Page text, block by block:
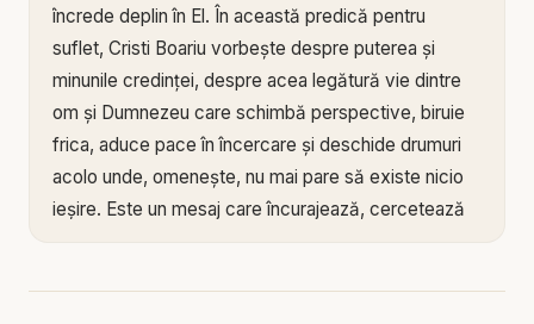
încrede deplin în El. În această predică pentru
suflet, Cristi Boariu vorbește despre puterea și
minunile credinței, despre acea legătură vie dintre
om și Dumnezeu care schimbă perspective, biruie
frica, aduce pace în încercare și deschide drumuri
acolo unde, omenește, nu mai pare să existe nicio
ieșire. Este un mesaj care încurajează, cercetează